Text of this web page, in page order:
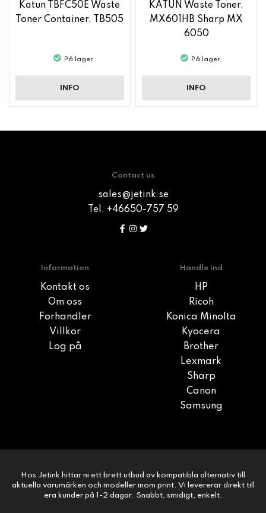
Katun TBFC50E Waste
Toner Container, TB505
På lager
INFO
KATUN Waste Toner,
MX601HB Sharp MX
6050
På lager
INFO
Contact us
sales@jetink.se
Tel. +46650-757 59
Information
Kontakt os
Om oss
Forhandler
Villkor
Log på
Handle ind
HP
Ricoh
Konica Minolta
Kyocera
Brother
Lexmark
Sharp
Canon
Samsung
Hos Jetink hittar ni ett brett utbud av kompatibla alternativ till
aktuella varumärken och modeller inom print. Vi levererar direkt till
era kunder på 1-2 dagar. Snabbt, smidigt, enkelt.